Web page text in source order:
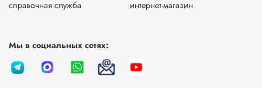
справочная служба интернет-магазин
Мы в социальных сетях: